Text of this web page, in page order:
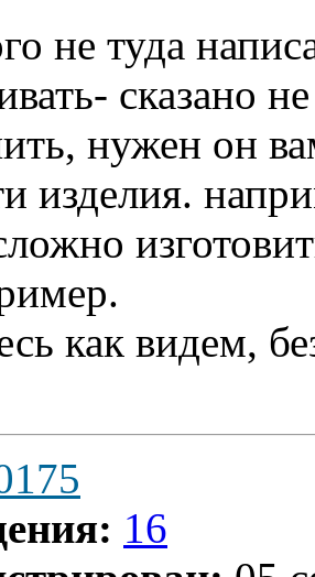
не туда
сказано
нужен он
изделия.
как видем,
16